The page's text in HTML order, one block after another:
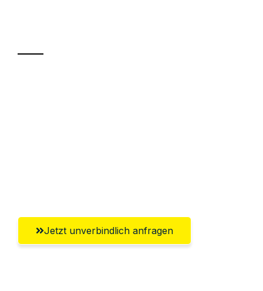
Jetzt unverbindlich anfragen